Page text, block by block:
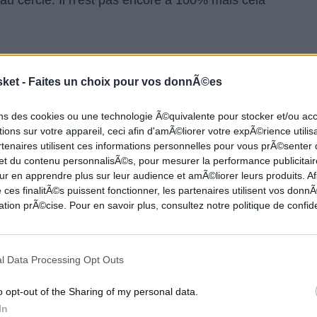
- Faites un choix pour vos donnÃ©es
des cookies ou une technologie Ã©quivalente pour stocker et/ou
sur votre appareil, ceci afin d'amÃ©liorer votre expÃ©rience
utilisent ces informations personnelles pour vous prÃ©senter
du contenu personnalisÃ©s, pour mesurer la performance
en apprendre plus sur leur audience et amÃ©liorer leurs produits.
ces finalitÃ©s puissent fonctionner, les partenaires utilisent vos
prÃ©cise. Pour en savoir plus, consultez notre politique de
Data Processing Opt Outs
opt-out of the Sharing of my personal data.
des Pels, dont
La saison dernière fut calamiteuse pour
lui brilla. Cette saison, malgré des joueurs
très bien. Il tourne à 21 points de moyenne,
étant impactant défensivement. Malgré un
vous : 50% de réussite à 2 points, 37% à 3
permet d'avoir unTrueShooting+de 109.
relative à la moyenne NBA, fixée à 100. Ce
progresse est le signe annonciateur d'une star
de belles années devant lui, et une marge